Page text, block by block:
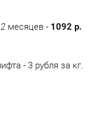
- 3 рубля за кг.